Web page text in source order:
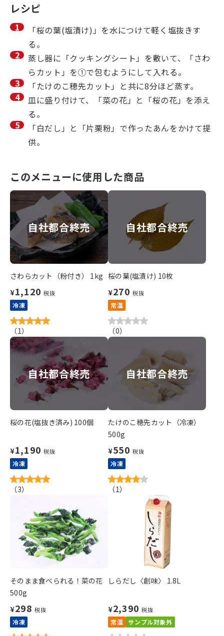
レシピ
「桜の葉(塩漬け)」を水につけて軽く塩抜きす
る。
蒸し器に「クッキングシート」を敷いて、「さわ
らカット」を①で包むようにして入れる。
「たけのこ穂先カット」と共に8分ほど蒸す。
皿に盛り付けて、「菜の花」と「桜の花」を添え
る。
「白だし」と「片栗粉」で作ったあんをかけて提
供。
このメニューに使用した商品
自社都合終売
さわらカット（粉付き） 1kg
¥1,120 税抜
冷凍
（1）
自社都合終売
桜の葉(塩漬け) 10枚
¥270 税抜
常温
（0）
自社都合終売
桜の花(塩抜き済み) 100個
¥1,190 税抜
冷凍
（3）
自社都合終売
たけのこ穂先カット（冷凍）
500g
¥550 税抜
冷凍
（1）
そのまま食べられる！菜の花
500g
¥298 税抜
冷凍
しらだし〈創味〉 1.8L
¥2,390 税抜
常温 サンプル対象外